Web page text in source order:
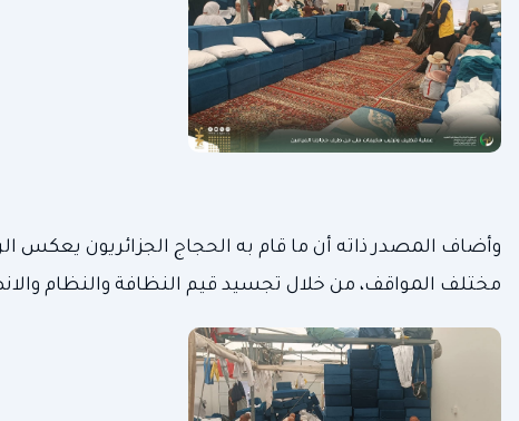
وأضاف المصدر ذاته أن ما قام به الحجاج الجزائريون يعكس
مختلف المواقف، من خلال تجسيد قيم النظافة والنظام